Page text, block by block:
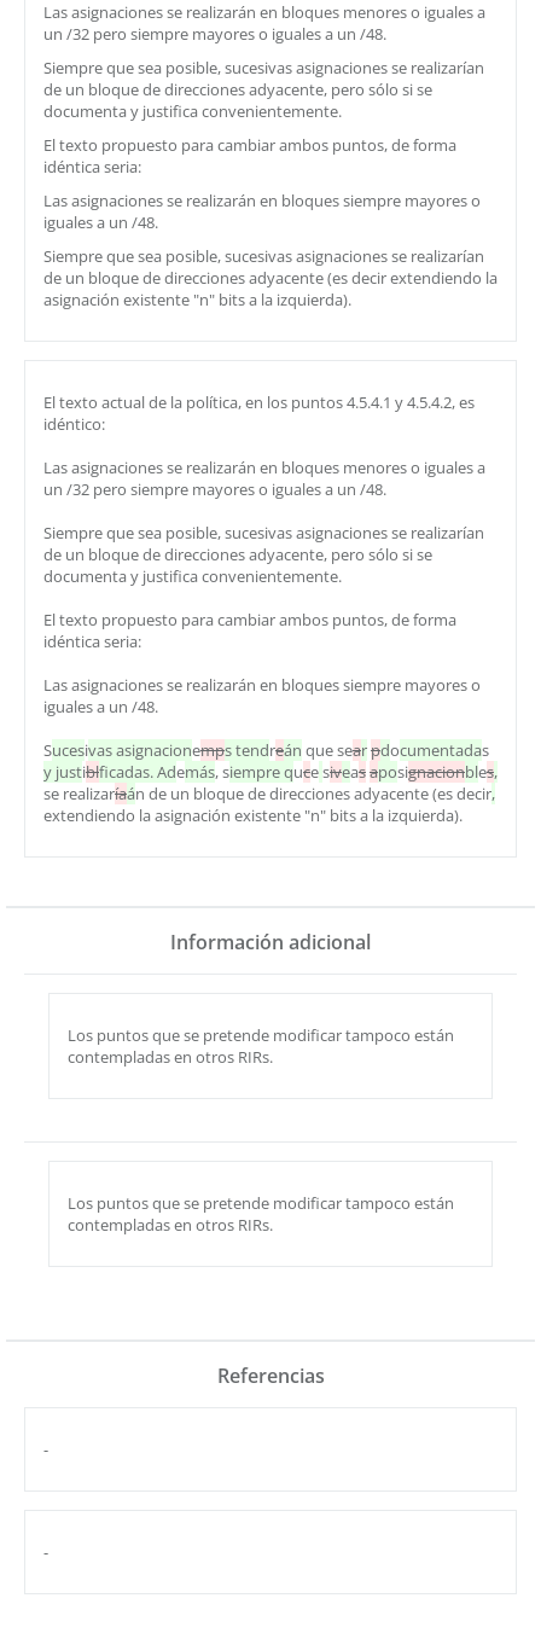
Las asignaciones se realizarán en bloques menores o iguales a
un /32 pero siempre mayores o iguales a un /48.
Siempre que sea posible, sucesivas asignaciones se realizarían
de un bloque de direcciones adyacente, pero sólo si se
documenta y justifica convenientemente.
El texto propuesto para cambiar ambos puntos, de forma
idéntica seria:
Las asignaciones se realizarán en bloques siempre mayores o
iguales a un /48.
Siempre que sea posible, sucesivas asignaciones se realizarían
de un bloque de direcciones adyacente (es decir extendiendo la
asignación existente "n" bits a la izquierda).
El texto actual de la política, en los puntos 4.5.4.1 y 4.5.4.2, es
idéntico:
Las asignaciones se realizarán en bloques menores o iguales a
un /32 pero siempre mayores o iguales a un /48.
Siempre que sea posible, sucesivas asignaciones se realizarían
de un bloque de direcciones adyacente, pero sólo si se
documenta y justifica convenientemente.
El texto propuesto para cambiar ambos puntos, de forma
idéntica seria:
Las asignaciones se realizarán en bloques siempre mayores o
iguales a un /48.
Sucesivas asignacionemps tendreán que searpdocumentadas
y justiblficadas. Además, siempre qucesiveasaposignacionbles,
se realizaríaán de un bloque de direcciones adyacente (es decir,
extendiendo la asignación existente "n" bits a la izquierda).
Información adicional
Los puntos que se pretende modificar tampoco están
contempladas en otros RIRs.
Los puntos que se pretende modificar tampoco están
contempladas en otros RIRs.
Referencias
-
-